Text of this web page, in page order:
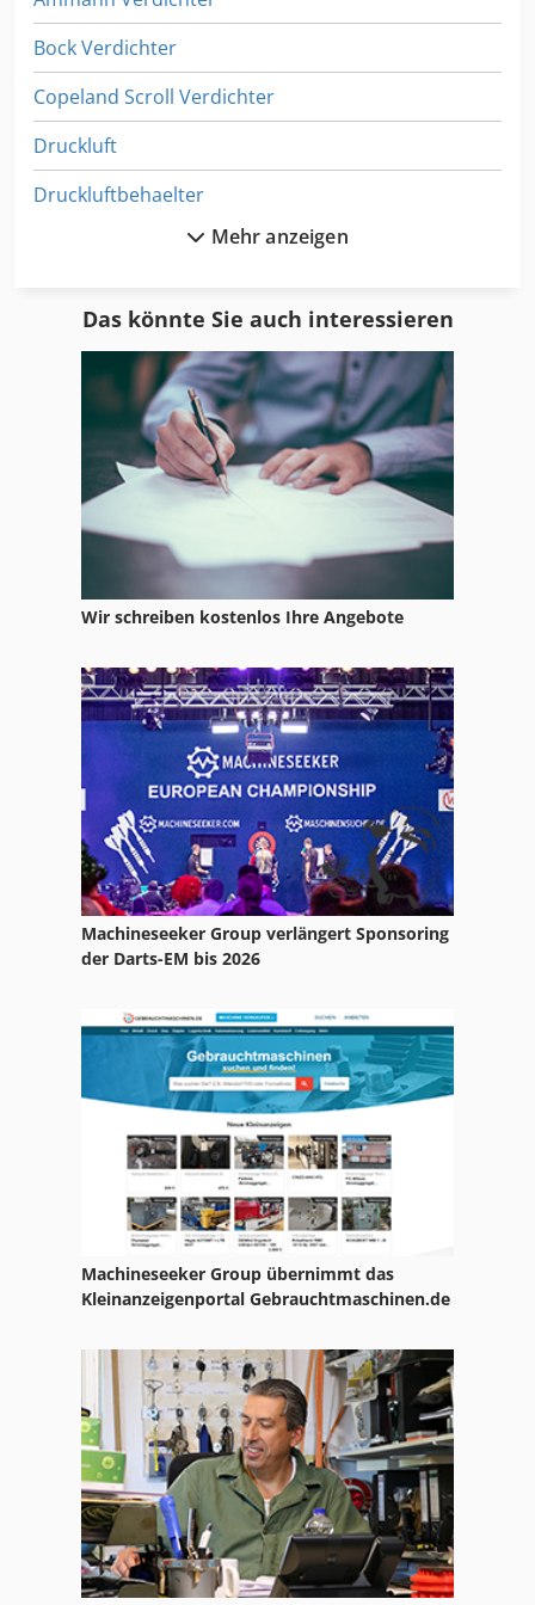
Bock Verdichter
Copeland Scroll Verdichter
Druckluft
Druckluftbehaelter
Gkw Kompressor
Kompressoren
Kondensator
Kuehlkompressoren
Kuehlraum
Luftentfeuchter
Lufttrockner Kompressor
Mycom Verdichter
Renner Kompressoren
Rietschle Verdichter
Sabroe Verdichter
Trane Verdichter
Verdichteranlage
Wärmerückgewinnung
Mehr anzeigen
Das könnte Sie auch interessieren
Wir schreiben kostenlos Ihre Angebote
Machineseeker Group verlängert Sponsoring
der Darts-EM bis 2026
Machineseeker Group übernimmt das
Kleinanzeigenportal Gebrauchtmaschinen.de